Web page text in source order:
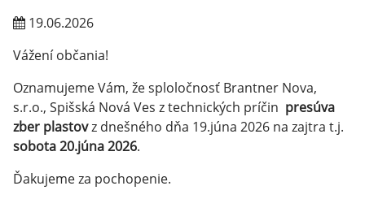
19.06.2026
Vážení občania!
Oznamujeme Vám, že sploločnosť Brantner Nova,
s.r.o., Spišská Nová Ves z technických príčin presúva
zber plastovz dnešného dňa 19.júna 2026 na zajtra t.j.
sobota 20.júna 2026.
Ďakujeme za pochopenie.